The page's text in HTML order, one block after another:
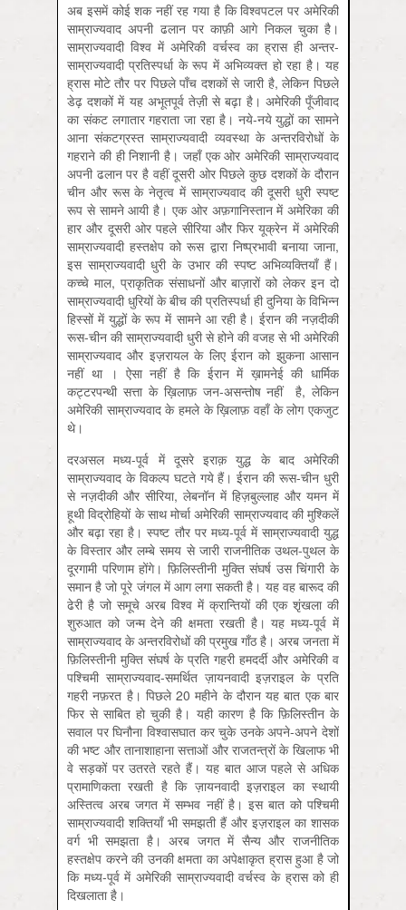
अब इसमें कोई शक नहीं रह गया है कि विश्वपटल पर अमेरिकी
साम्राज्यवाद अपनी ढलान पर काफ़ी आगे निकल चुका है।
साम्राज्यवादी विश्व में अमेरिकी वर्चस्व का ह्रास ही अन्तर-
साम्राज्यवादी प्रतिस्पर्धा के रूप में अभिव्यक्त हो रहा है। यह
ह्रास मोटे तौर पर पिछले पाँच दशकों से जारी है, लेकिन पिछले
डेढ़ दशकों में यह अभूतपूर्व तेज़ी से बढ़ा है। अमेरिकी पूँजीवाद
का संकट लगातार गहराता जा रहा है। नये-नये युद्धों का सामने
आना संकटग्रस्त साम्राज्यवादी व्यवस्था के अन्तरविरोधों के
गहराने की ही निशानी है। जहाँ एक ओर अमेरिकी साम्राज्यवाद
अपनी ढलान पर है वहीं दूसरी ओर पिछले कुछ दशकों के दौरान
चीन और रूस के नेतृत्व में साम्राज्यवाद की दूसरी धुरी स्पष्ट
रूप से सामने आयी है। एक ओर अफ़गानिस्तान में अमेरिका की
हार और दूसरी ओर पहले सीरिया और फिर यूक्रेन में अमेरिकी
साम्राज्यवादी हस्तक्षेप को रूस द्वारा निष्प्रभावी बनाया जाना,
इस साम्राज्यवादी धुरी के उभार की स्पष्ट अभिव्यक्तियाँ हैं।
कच्चे माल, प्राकृतिक संसाधनों और बाज़ारों को लेकर इन दो
साम्राज्यवादी धुरियों के बीच की प्रतिस्पर्धा ही दुनिया के विभिन्न
हिस्सों में युद्धों के रूप में सामने आ रही है। ईरान की नज़दीकी
रूस-चीन की साम्राज्यवादी धुरी से होने की वजह से भी अमेरिकी
साम्राज्यवाद और इज़रायल के लिए ईरान को झुकना आसान
नहीं था । ऐसा नहीं है कि ईरान में ख़ामनेई की धार्मिक
कट्टरपन्थी सत्ता के ख़िलाफ़ जन-असन्तोष नहीं है, लेकिन
अमेरिकी साम्राज्यवाद के हमले के ख़िलाफ़ वहाँ के लोग एकजुट
थे।
दरअसल मध्य-पूर्व में दूसरे इराक़ युद्ध के बाद अमेरिकी
साम्राज्यवाद के विकल्प घटते गये हैं। ईरान की रूस-चीन धुरी
से नज़दीकी और सीरिया, लेबनॉन में हिज़बुल्लाह और यमन में
हूथी विद्रोहियों के साथ मोर्चा अमेरिकी साम्राज्यवाद की मुश्किलें
और बढ़ा रहा है। स्पष्ट तौर पर मध्य-पूर्व में साम्राज्यवादी युद्ध
के विस्तार और लम्बे समय से जारी राजनीतिक उथल-पुथल के
दूरगामी परिणाम होंगे। फ़िलिस्तीनी मुक्ति संघर्ष उस चिंगारी के
समान है जो पूरे जंगल में आग लगा सकती है। यह वह बारूद की
ढेरी है जो समूचे अरब विश्व में क्रान्तियों की एक शृंखला की
शुरुआत को जन्म देने की क्षमता रखती है। यह मध्य-पूर्व में
साम्राज्यवाद के अन्तरविरोधों की प्रमुख गाँठ है। अरब जनता में
फ़िलिस्तीनी मुक्ति संघर्ष के प्रति गहरी हमदर्दी और अमेरिकी व
पश्चिमी साम्राज्यवाद-समर्थित ज़ायनवादी इज़राइल के प्रति
गहरी नफ़रत है। पिछले 20 महीने के दौरान यह बात एक बार
फिर से साबित हो चुकी है। यही कारण है कि फ़िलिस्तीन के
सवाल पर घिनौना विश्वासघात कर चुके उनके अपने-अपने देशों
की भष्ट और तानाशाहाना सत्ताओं और राजतन्त्रों के खिलाफ भी
वे सड़कों पर उतरते रहते हैं। यह बात आज पहले से अधिक
प्रामाणिकता रखती है कि ज़ायनवादी इज़राइल का स्थायी
अस्तित्व अरब जगत में सम्भव नहीं है। इस बात को पश्चिमी
साम्राज्यवादी शक्तियाँ भी समझती हैं और इज़राइल का शासक
वर्ग भी समझता है। अरब जगत में सैन्य और राजनीतिक
हस्तक्षेप करने की उनकी क्षमता का अपेक्षाकृत ह्रास हुआ है जो
कि मध्य-पूर्व में अमेरिकी साम्राज्यवादी वर्चस्व के ह्रास को ही
दिखलाता है।